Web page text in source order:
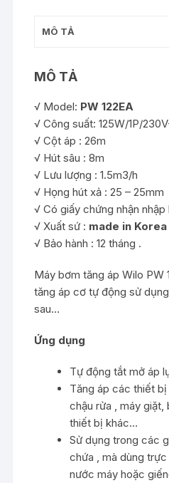
MÔ TẢ
MÔ TẢ
√ Model: PW 122EA
√ Công suất: 125W/1P/
√ Cột áp : 26m
√ Hút sâu : 8m
√ Lưu lượng : 1.5m3/h
√ Họng hút xả : 25 – 25mm
√ Có giấy chứng nhận nhập
√ Xuất sứ : made in Korea
√ Bảo hành : 12 tháng .
Máy bơm tăng áp Wilo PW
tăng áp cơ tự động sử
sau…
Ứng dụng
Tự động tắt mở áp
Tăng áp các thiết bị
chậu rửa , máy giặt,
thiết bị khác…
Sử dụng trong các
chứa , mà dùng
nước máy hoặc